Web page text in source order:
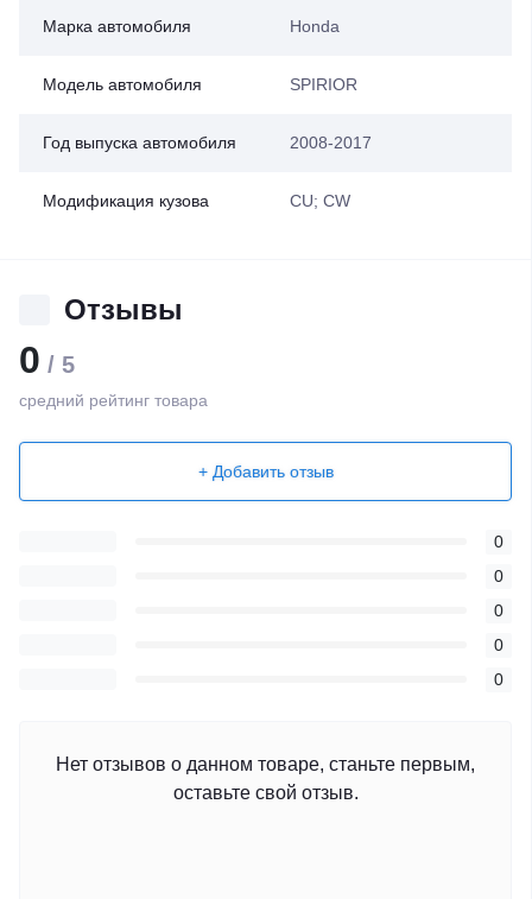
Марка автомобиля Honda
Модель автомобиля SPIRIOR
Год выпуска автомобиля 2008-2017
Модификация кузова CU; CW
Отзывы
0 / 5
средний рейтинг товара
+ Добавить отзыв
0
0
0
0
0
Нет отзывов о данном товаре, станьте первым,
оставьте свой отзыв.